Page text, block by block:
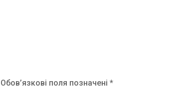
Обов’язкові поля позначені *